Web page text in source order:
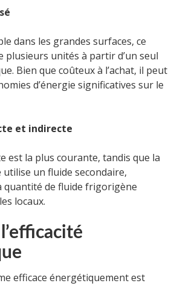
dans les grandes surfaces, ce
plusieurs unités à partir d’un seul
Bien que coûteux à l’achat, il peut
d’énergie significatives sur le
et indirecte
est la plus courante, tandis que la
un fluide secondaire,
quantité de fluide frigorigène
locaux.
efficace énergétiquement est